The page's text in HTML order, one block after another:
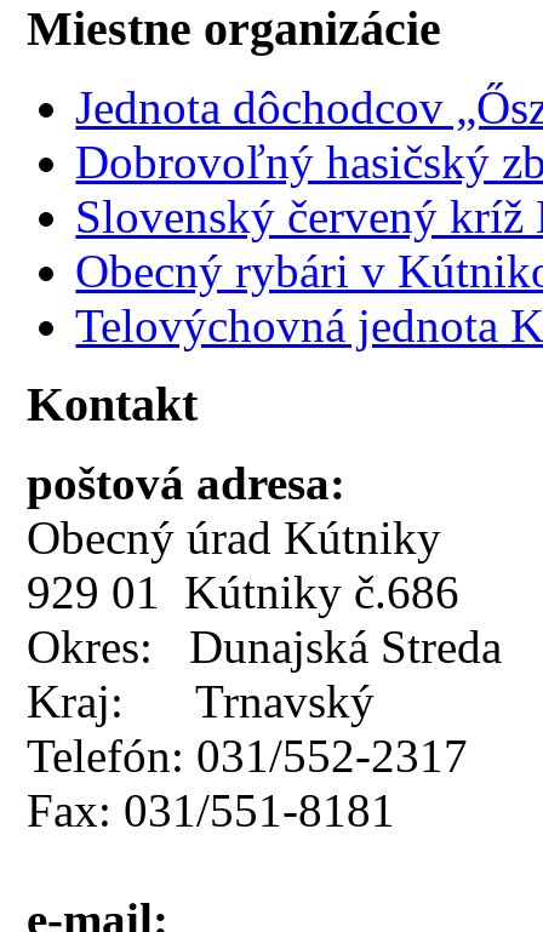
Miestne organizácie
Jednota dôchodcov
Dobrovoľný hasičský
Slovenský červený
Obecný rybári v
Telovýchovná jednota
Kontakt
poštová adresa:
Obecný úrad Kútniky
929 01 Kútniky č.686
Okres: Dunajská Streda
Kraj: Trnavský
Telefón: 031/552-2317
Fax: 031/551-8181
e-mail: